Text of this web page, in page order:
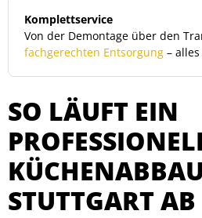
Komplettservice
Von der Demontage über den
fachgerechten Entsorgung –
SO LÄUFT EIN
STUTTGART AB